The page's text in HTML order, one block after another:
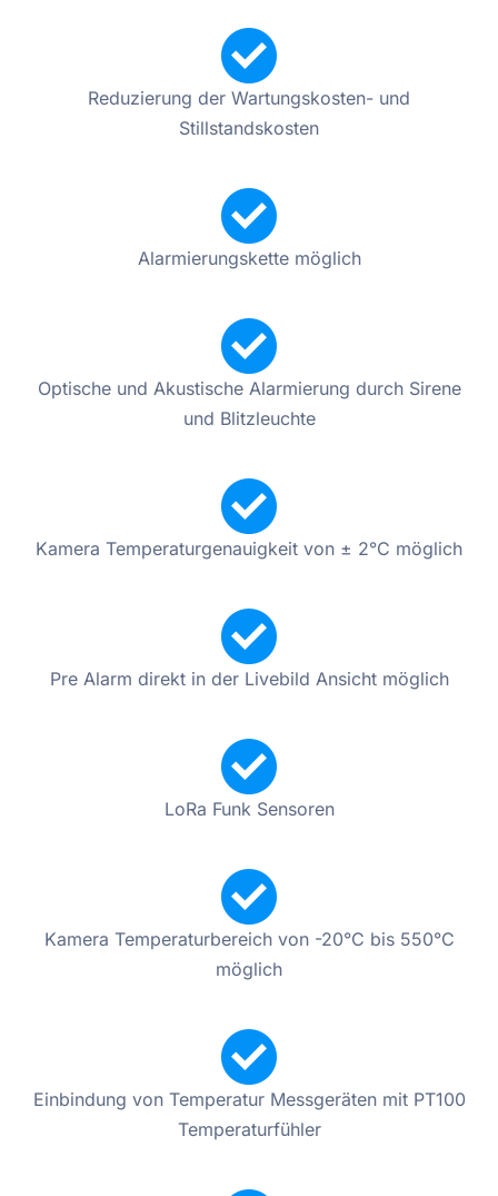
Reduzierung der Wartungskosten- und
Stillstandskosten
Alarmierungskette möglich
Optische und Akustische Alarmierung durch Sirene
und Blitzleuchte
Kamera Temperaturgenauigkeit von ± 2°C möglich
Pre Alarm direkt in der Livebild Ansicht möglich
LoRa Funk Sensoren
Kamera Temperaturbereich von -20°C bis 550°C
möglich
Einbindung von Temperatur Messgeräten mit PT100
Temperaturfühler